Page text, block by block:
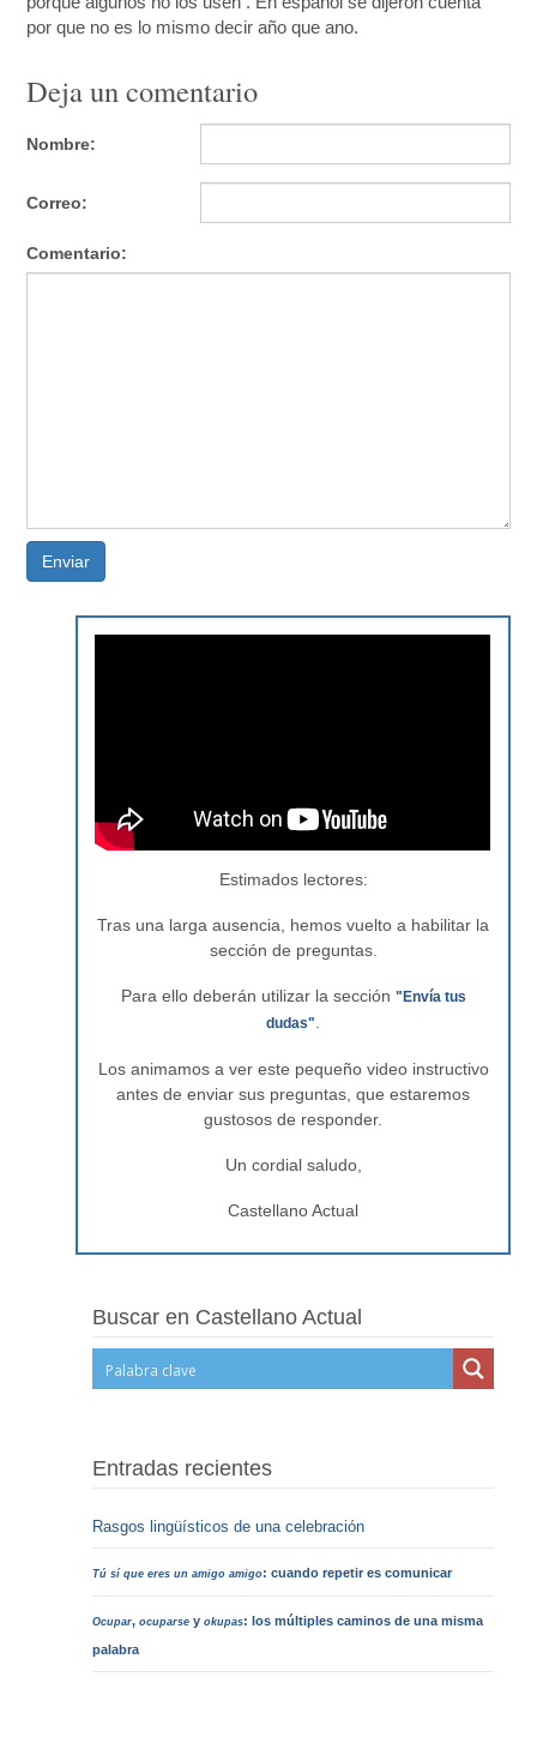
por que no es lo mismo decir año que ano.
Deja un comentario
Nombre:
Correo:
Comentario:
Enviar
Estimados lectores:
Tras una larga ausencia, hemos vuelto a habilitar la
sección de preguntas.
Para ello deberán utilizar la sección "Envía tus
dudas"
Los animamos a ver este pequeño video instructivo
antes de enviar sus preguntas, que estaremos
gustosos de responder.
Un cordial saludo,
Castellano Actual
Buscar en Castellano Actual
Entradas recientes
Rasgos lingüísticos de una celebración
Tú sí que eres un amigo amigo: cuando repetir es comunicar
Ocupar,ocuparse yokupas: los múltiples caminos de una misma
palabra